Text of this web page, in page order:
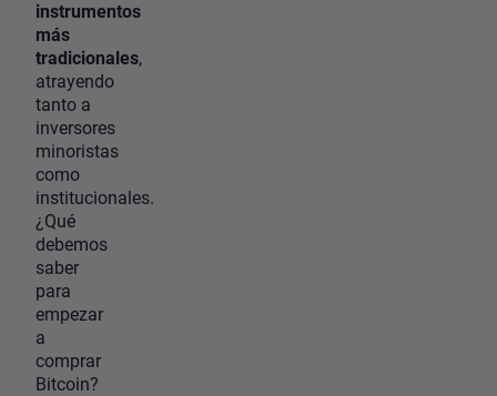
instrumentos
más
tradicionales,
atrayendo
tanto a
inversores
minoristas
como
institucionales.
¿Qué
debemos
saber
para
empezar
a
comprar
Bitcoin?